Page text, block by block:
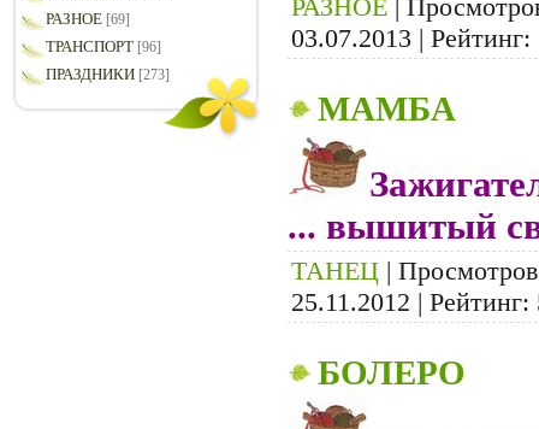
РАЗНОЕ [69]
ТРАНСПОРТ [96]
ПРАЗДНИКИ [273]
РАЗНОЕ |
03.07.2013 | Рейтинг:
МАМБА
... вышитый
ТАНЕЦ |
25.11.2012 | Рейтинг:
БОЛЕРО